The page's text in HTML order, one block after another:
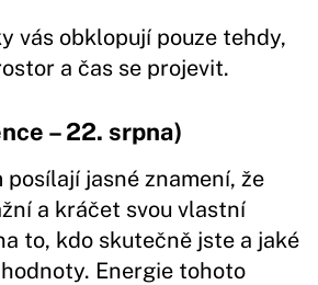
vás obklopují pouze tehdy,
a čas se projevit.
– 22. srpna)
posílají jasné znamení, že
a kráčet svou vlastní
to, kdo skutečně jste a jaké
Energie tohoto